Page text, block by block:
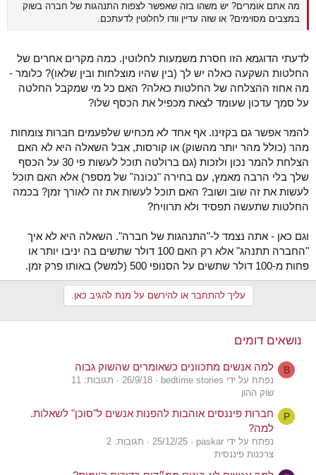
מה אתם אומרים? יש משהו בזה שאפשר לצפות התנהגות של חברה בשוק
במצבים מסוימים? או שזה עדיין וודו לחלוטין לדעתכם.
לדעתי הדוגמא הזו חסרת משמעות לחלוטין. כמה מקרים אחרים של
החלטות השקעה כאלה יש לך (בין שהיו מוצלחות ובין שלאו)? כלומר -
מה אחוז ההצלחה של החלטות כאלה? האם כל מי שמקבל החלטה
על סמך עדכון שעומד לצאת מכפיל את הכסף שלו?
להמר אפשר גם בקזינו. אף אחד לא מכחיש שלפעמים חברות צומחות
מהר (כולל מהר יותר מהשוק) או קורסות, אבל השאלה היא לא האם
הצלחת להמר נכון ולזכות (גם ברולטה תוכל לעשות פי 30 על הכסף
שלך בלי הרבה מאמץ, עם בחירה "נכונה" של מספר) אלא האם תוכל
לעשות את זה שוב ושוב? האם תוכל לעשות את זה לאורך זמן? בכמה
החלטות שתעשה תפסיד ולא תרוויח?
וגם כאן - אתה נצמד ל-"התנהגות של חברה". השאלה היא לא איך
"החברה תתנהג" אלא רק האם 100 דולר שתשים בה יניבו יותר או
פחות מ-100 דולר שתשים על הסנופי 500 (למשל) באותו פרק זמן.
עליך להתחבר או להירשם על מנת להגיב כאן.
נושאים דומים
B למה אנשים מתכוונים כשאומרים שהשוק גבוה
נפתח על ידי bedtime stories 26/9/18
תגובות: 11
שוק ההון
P
חברות פיננסים אוהבות להפנות אנשים ל"סוכן" לשאלות.
למה?
נפתח על ידי paskar 25/12/25
תגובות: 2
צרכנות פיננסית